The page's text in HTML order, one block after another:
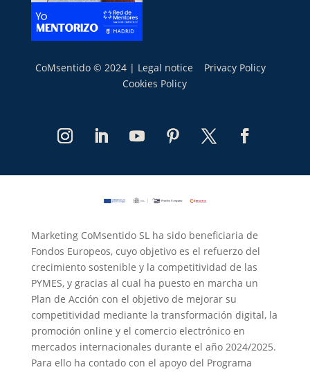
CoMsentido © 2024 | Legal notice
Privacy Policy
Cookies Policy
Marketing CoMsentido SL ha sido beneficiaria de
Fondos Europeos, cuyo objetivo es el refuerzo del
crecimiento sostenible y la competitividad de las
PYMES, y gracias al cual ha puesto en marcha un
Plan de Acción con el objetivo de mejorar su
competitividad mediante la transformación digital, la
promoción online y el comercio electrónico en
mercados internacionales durante el año 2024/2025.
Para ello ha contado con el apoyo del Programa